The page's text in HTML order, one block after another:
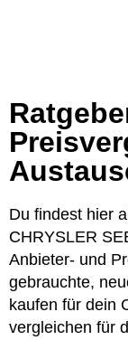
Du findest hier
CHRYSLER
Anbieter- und
gebrauchte,
kaufen für dein
vergleichen für